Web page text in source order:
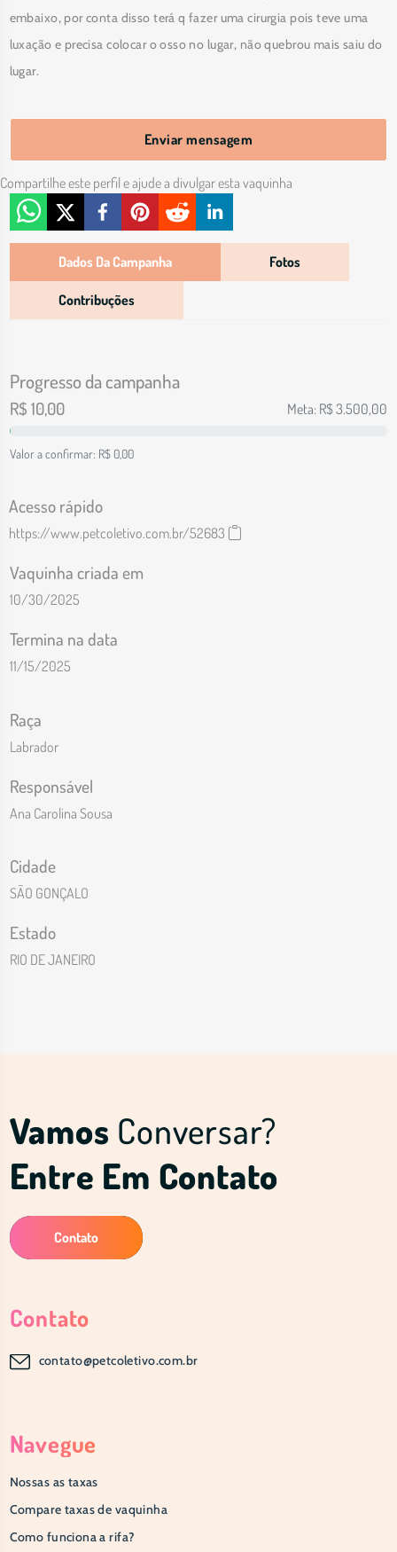
embaixo, por conta disso terá q fazer uma cirurgia pois teve uma
luxação e precisa colocar o osso no lugar, não quebrou mais saiu do
lugar.
Enviar mensagem
Compartilhe este perfil e ajude a divulgar esta vaquinha
Dados Da Campanha Fotos
Contribuções
Progresso da campanha
R$ 10,00 Meta: R$3.500,00
Valor a confirmar: R$0,00
Acesso rápido
https://www.petcoletivo.com.br/52683
Vaquinha criada em
10/30/2025
Termina na data
11/15/2025
Raça
Labrador
Responsável
Ana Carolina Sousa
Cidade
SÃO GONÇALO
Estado
RIO DE JANEIRO
Contato
contato@petcoletivo.com.br
Vamos Conversar?
Entre Em Contato
Contato
Navegue
Nossas as taxas
Compare taxas de vaquinha
Como funciona a rifa?